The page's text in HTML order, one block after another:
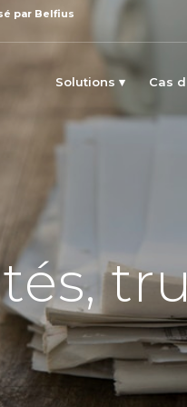
par Belfius
Solutions Cas